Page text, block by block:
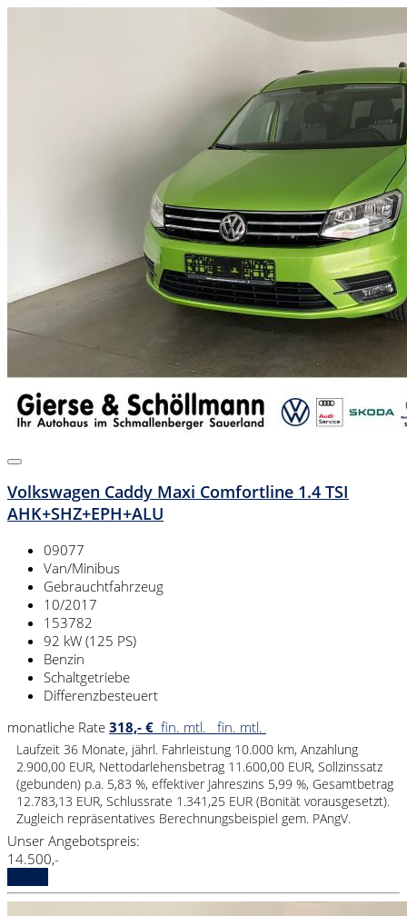
Volkswagen Caddy Maxi Comfortline 1.4 TSI
AHK+SHZ+EPH+ALU
09077
Van/Minibus
Gebrauchtfahrzeug
10/2017
153782
92 kW (125 PS)
Benzin
Schaltgetriebe
Differenzbesteuert
monatliche Rate 318,- € fin. mtl. fin. mtl.
Laufzeit 36 Monate, jährl. Fahrleistung 10.000 km, Anzahlung
2.900,00 EUR, Nettodarlehensbetrag 11.600,00 EUR, Sollzinssatz
(gebunden) p.a. 5,83 %, effektiver Jahreszins 5,99 %, Gesamtbetrag
12.783,13 EUR, Schlussrate 1.341,25 EUR (Bonität vorausgesetzt).
Zugleich repräsentatives Berechnungsbeispiel gem. PAngV.
Unser Angebotspreis:
14.500,-